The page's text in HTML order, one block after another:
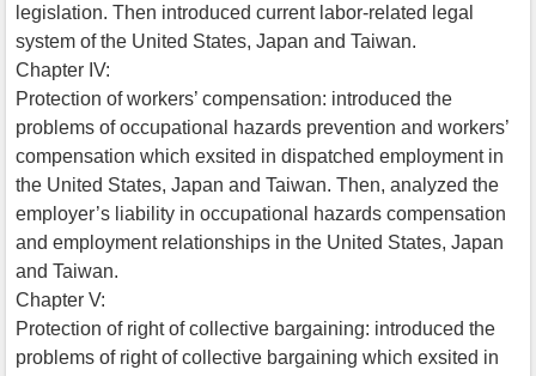
legislation. Then introduced current labor-related legal
system of the United States, Japan and Taiwan.
Chapter IV:
Protection of workers’ compensation: introduced the
problems of occupational hazards prevention and workers’
compensation which exsited in dispatched employment in
the United States, Japan and Taiwan. Then, analyzed the
employer’s liability in occupational hazards compensation
and employment relationships in the United States, Japan
and Taiwan.
Chapter V:
Protection of right of collective bargaining: introduced the
problems of right of collective bargaining which exsited in